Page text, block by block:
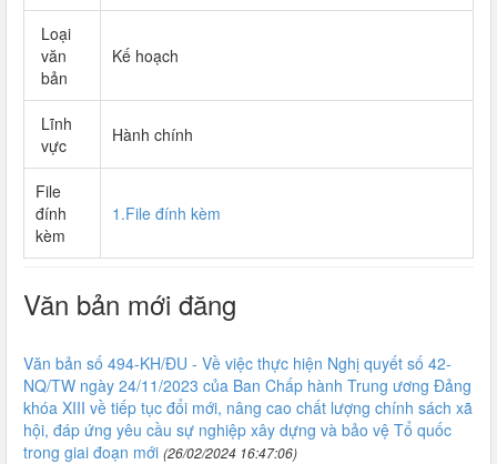
Loại
văn
bản
Kế hoạch
Lĩnh
vực
Hành chính
File
đính
kèm
1.File đính kèm
Văn bản mới đăng
Văn bản số 494-KH/ĐU - Về việc thực hiện Nghị quyết số 42-
NQ/TW ngày 24/11/2023 của Ban Chấp hành Trung ương Đảng
khóa XIII về tiếp tục đổi mới, nâng cao chất lượng chính sách xã
hội, đáp ứng yêu cầu sự nghiệp xây dựng và bảo vệ Tổ quốc
trong giai đoạn mới (26/02/2024 16:47:06)